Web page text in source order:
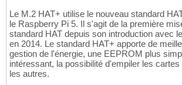
Le M.2 HAT+ utilise le nouveau standard
le Raspberry Pi 5. Il s'agit de la première
standard HAT depuis son introduction avec
en 2014. Le standard HAT+ apporte de
gestion de l'énergie, une EEPROM plus
intéressant, la possibilité d'empiler les
les autres.